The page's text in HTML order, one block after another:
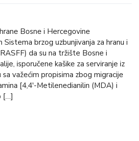
Bosne i Hercegovine
brzog uzbunjivanja za hranu i
da su na tržište Bosne i
isporučene kašike za serviranje iz
sa važećim propisima zbog migracije
[4,4′-Metilenedianilin (MDA) i
[…]